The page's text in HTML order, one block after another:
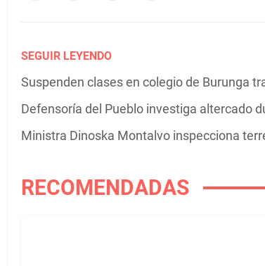
SEGUIR LEYENDO
Suspenden clases en colegio de Burunga
Defensoría del Pueblo investiga altercado
Ministra Dinoska Montalvo inspecciona
RECOMENDADAS